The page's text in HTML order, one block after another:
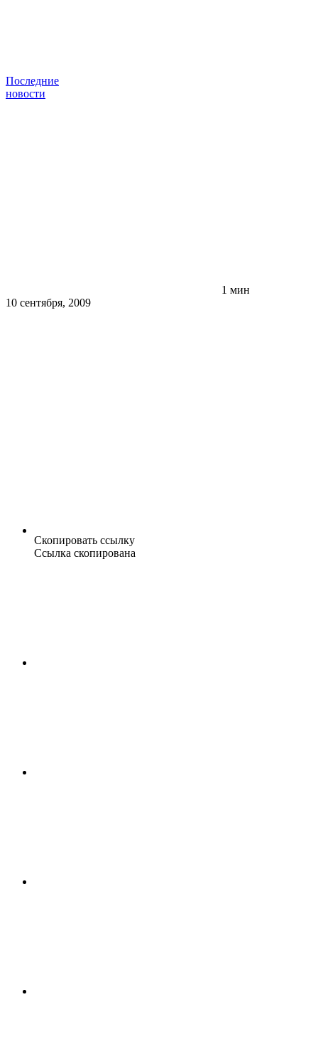
Последние
новости
1 мин
10 сентября, 2009
Скопировать ссылку
Ссылка скопирована